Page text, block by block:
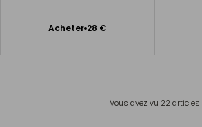
Acheter 28 €
Ajouter
Vous avez vu 22 articles